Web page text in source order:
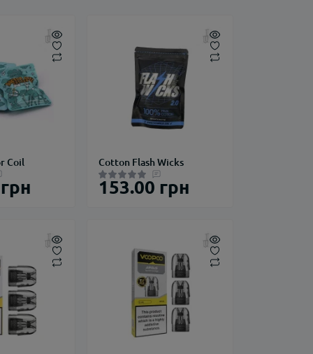
Coil Cotton Flash Wicks
153.00 грн